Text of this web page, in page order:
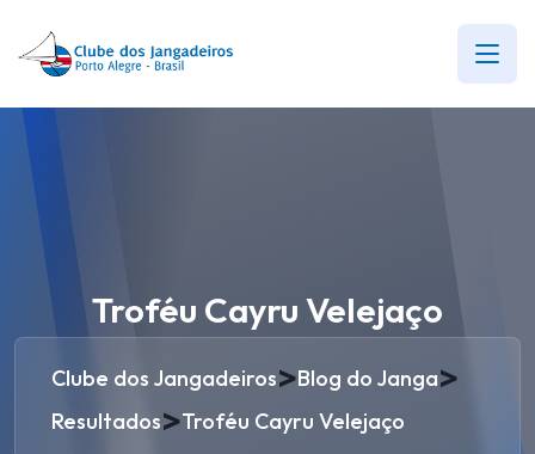
Troféu Cayru Velejaço
Clube dos Jangadeiros>Blog do Janga>
Resultados>Troféu Cayru Velejaço